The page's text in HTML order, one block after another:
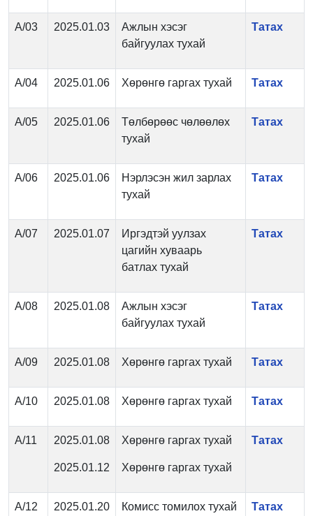
А/03 2025.01.03
Ажлын хэсэг
байгуулах тухай
Татах
А/04 2025.01.06 Хөрөнгө гаргах тухай Татах
А/05 2025.01.06
Төлбөрөөс чөлөөлөх
тухай
Татах
А/06 2025.01.06
Нэрлэсэн жил зарлах
тухай
Татах
А/07 2025.01.07
Иргэдтэй уулзах
цагийн хуваарь
батлах тухай
Татах
А/08 2025.01.08
Ажлын хэсэг
байгуулах тухай
Татах
А/09 2025.01.08 Хөрөнгө гаргах тухай Татах
А/10 2025.01.08 Хөрөнгө гаргах тухай Татах
А/11 2025.01.08
2025.01.12
Хөрөнгө гаргах тухай
Хөрөнгө гаргах тухай
Татах
А/12 2025.01.20 Комисс томилох тухай Татах